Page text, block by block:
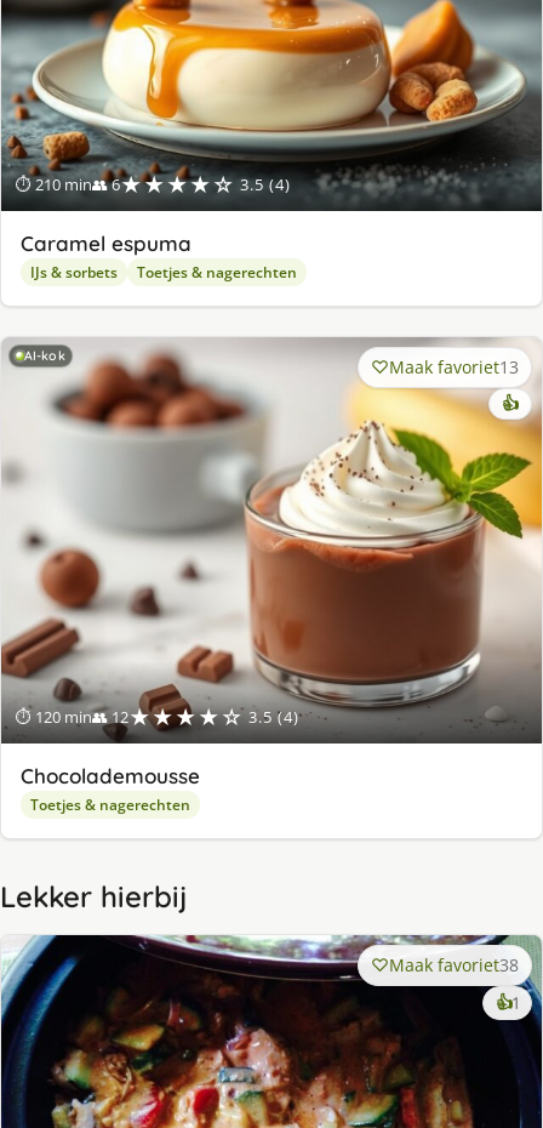
⏱ 210 min👥 6★★★★☆ 3.5 (4)
Caramel espuma
IJs & sorbets Toetjes & nagerechten
AI-kok
⏱ 120 min👥 12★★★★☆ 3.5 (4)
Maak favoriet13
👍
Chocolademousse
Toetjes & nagerechten
Lekker hierbij
Maak favoriet38
👍1